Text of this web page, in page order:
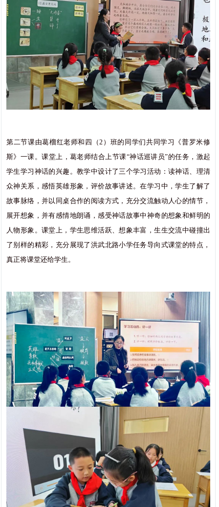
第二节课由葛榴红老师和四（2）班的同学们共同学习《普罗米修
斯》一课。课堂上，葛老师结合上节课“神话巡讲员”的任务，激起
学生学习神话的兴趣。教学中设计了三个学习活动：读神话、理清
众神关系，感悟英雄形象，评价故事讲述。在学习中，学生了解了
故事脉络，并以同桌合作的阅读方式，充分交流触动人心的情节，
展开想象，并有感情地朗诵，感受神话故事中神奇的想象和鲜明的
人物形象。课堂上，学生思维活跃、想象丰富，生生交流中碰撞出
了别样的精彩，充分展现了洪武北路小学任务导向式课堂的特点，
真正将课堂还给学生。